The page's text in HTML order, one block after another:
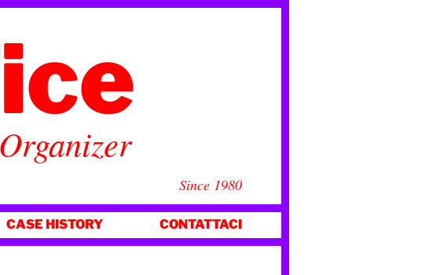
Since 1980
CASE HISTORY CONTATTACI